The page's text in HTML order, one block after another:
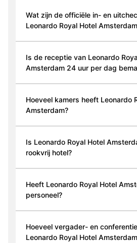
Wat zijn de officiële in- en
Leonardo Royal Hotel
Is de receptie van Leonardo
Amsterdam 24 uur per dag
Hoeveel kamers heeft Leonardo
Amsterdam?
Is Leonardo Royal Hotel
rookvrij hotel?
Heeft Leonardo Royal Hotel
personeel?
Hoeveel vergader- en
Leonardo Royal Hotel